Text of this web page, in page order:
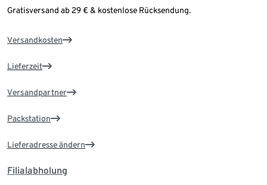
Gratisversand ab 29 € & kostenlose Rücksendung.
Versandkosten
Lieferzeit
Versandpartner
Packstation
Lieferadresse ändern
Filialabholung